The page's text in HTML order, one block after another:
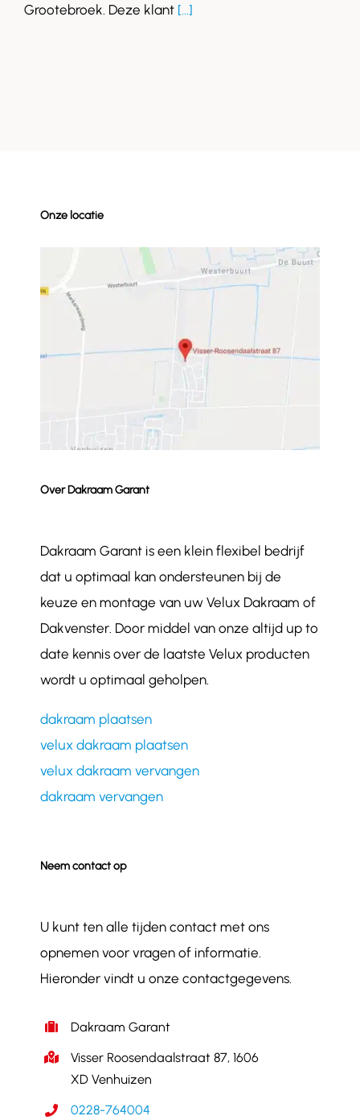
Grootebroek. Deze klant [...]
Onze locatie
Over Dakraam Garant
Dakraam Garant is een klein flexibel bedrijf
dat u optimaal kan ondersteunen bij de
keuze en montage van uw Velux Dakraam of
Dakvenster. Door middel van onze altijd up to
date kennis over de laatste Velux producten
wordt u optimaal geholpen.
dakraam plaatsen
velux dakraam plaatsen
velux dakraam vervangen
dakraam vervangen
Neem contact op
U kunt ten alle tijden contact met ons
opnemen voor vragen of informatie.
Hieronder vindt u onze contactgegevens.
Dakraam Garant
Visser Roosendaalstraat 87, 1606
XD Venhuizen
0228-764004